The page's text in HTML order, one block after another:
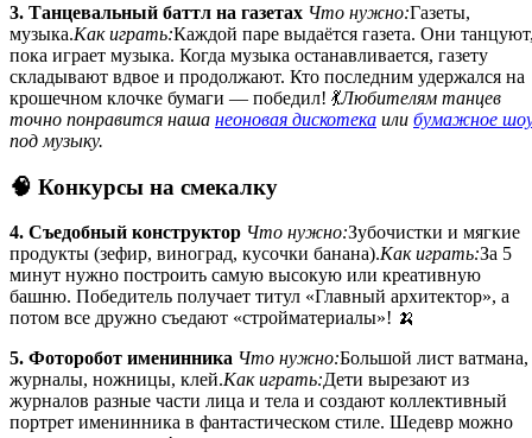
3. Танцевальный баттл на газетах Что нужно:Газеты,
музыка.Как играть:Каждой паре выдаётся газета. Они
пока играет музыка. Когда музыка останавливается, газету
складывают вдвое и продолжают. Кто последним удержался на
крошечном клочке бумаги — победил! 💃Любителям танцев
точно понравится наша неоновая дискотека или бумажное
под музыку.
🧠 Конкурсы на смекалку
4. Съедобный конструктор Что нужно:Зубочистки и мягкие
продукты (зефир, виноград, кусочки банана).Как играть:За 5
минут нужно построить самую высокую или креативную
башню. Победитель получает титул «Главный архитектор», а
потом все дружно съедают «стройматериалы»! 🍌
5. Фоторобот именинника Что нужно:Большой лист ватмана,
журналы, ножницы, клей.Как играть:Дети вырезают из
журналов разные части лица и тела и создают коллективный
портрет именинника в фантастическом стиле. Шедевр можно